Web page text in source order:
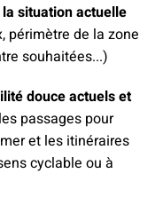
situation actuelle
périmètre de la zone
souhaitées...)
douce actuels et
passages pour
et les itinéraires
cyclable ou à